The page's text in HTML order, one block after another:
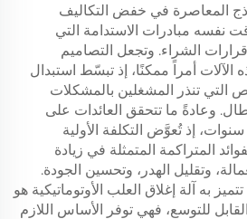
المعاصرة في خفض التكاليف
نفسه مبادرات الاستدامة التي
الشراء. وتجعل التصاميم
الآلات أمراً ممكنًا، إذ تبسّط استبدال
التي تنذر المشغلين بالمشكلات
وعادةً ما تتحقق العائدات على
إذ تُعوَّض التكلفة الأولية
المتراكمة المتمثلة في زيادة
وتقليل الهدر، وتحسين الجودة.
به آلة إغلاق العلب الأوتوماتيكية هو
للتوسع، فهي توفر الأساس اللازم